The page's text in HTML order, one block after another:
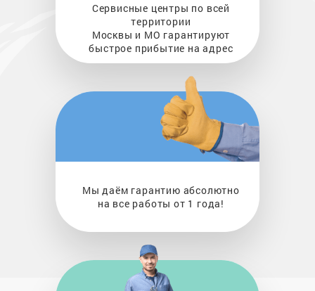
Сервисные центры по всей
территории
Москвы и МО гарантируют
быстрое прибытие на адрес
Мы даём гарантию абсолютно
на все работы от 1 года!